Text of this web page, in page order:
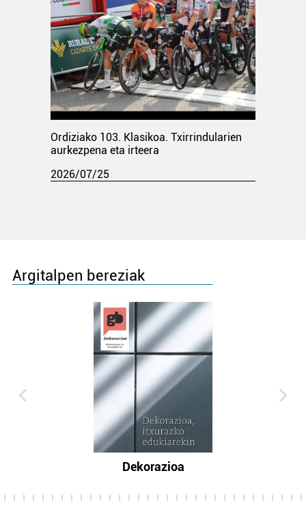
Ordiziako 103. Klasikoa. Txirrindularien
aurkezpena eta irteera
2026/07/25
Argitalpen bereziak
Dekorazioa